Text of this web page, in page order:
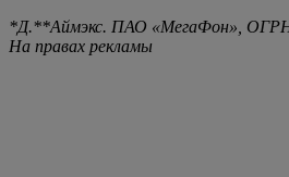
*Д.**Аймэкс. ПАО «МегаФон», ОГРН
На правах рекламы